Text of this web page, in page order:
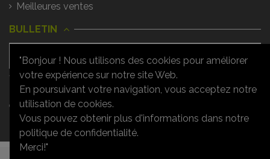
Meilleures ventes
BULLETIN
Vous pouvez vous désinscrire à tout
moment. Vous trouverez pour cela nos
informations de contact dans les
conditions d'utilisation du site.
"Bonjour ! Nous utilisons des cookies pour améliorer
votre expérience sur notre site Web.
En poursuivant votre navigation, vous acceptez notre
utilisation de cookies.
Vous pouvez obtenir plus d'informations dans notre
politique de confidentialité.
Merci!"